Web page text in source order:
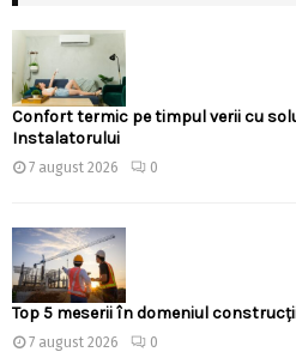
Confort termic pe timpul verii cu
Instalatorului
7 august 2026 0
Top 5 meserii în domeniul
7 august 2026 0